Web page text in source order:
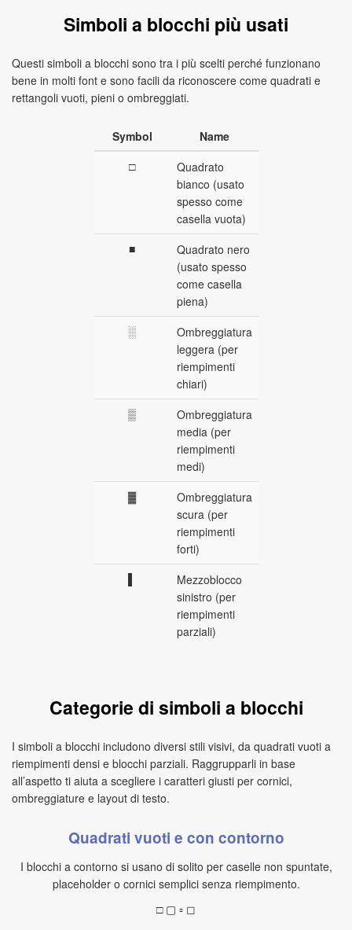
Simboli a blocchi più usati
Questi simboli a blocchi sono tra i più scelti perché funzionano
bene in molti font e sono facili da riconoscere come quadrati e
rettangoli vuoti, pieni o ombreggiati.
Symbol
Name
□
Quadrato
bianco (usato
spesso come
casella vuota)
■
Quadrato nero
(usato spesso
come casella
piena)
░
Ombreggiatura
leggera (per
riempimenti
chiari)
▒
Ombreggiatura
media (per
riempimenti
medi)
▓
Ombreggiatura
scura (per
riempimenti
forti)
Mezzoblocco
sinistro (per
riempimenti
parziali)
Categorie di simboli a blocchi
I simboli a blocchi includono diversi stili visivi, da quadrati vuoti a
riempimenti densi e blocchi parziali. Raggrupparli in base
all’aspetto ti aiuta a scegliere i caratteri giusti per cornici,
ombreggiature e layout di testo.
Quadrati vuoti e con contorno
I blocchi a contorno si usano di solito per caselle non spuntate,
placeholder o cornici semplici senza riempimento.
□ ▢ ▫ ◻